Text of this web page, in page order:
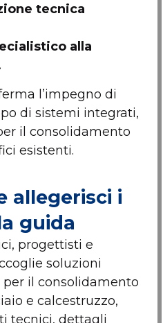
tecnica
alla
l’impegno di
di sistemi integrati,
il consolidamento
esistenti.
allegerisci i
guida
progettisti e
soluzioni
il consolidamento
e calcestruzzo,
tecnici, dettagli